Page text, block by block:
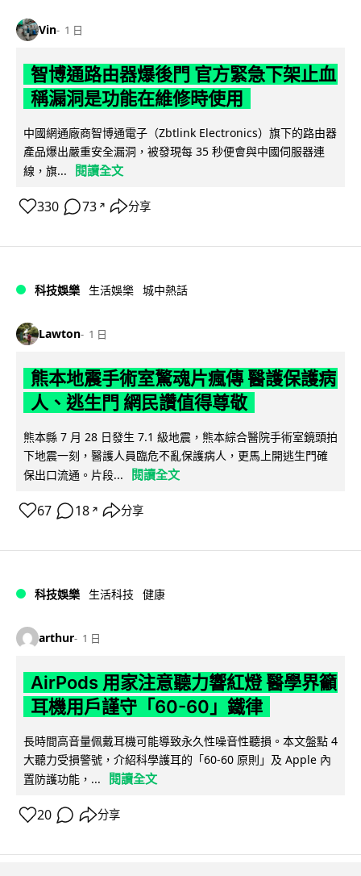
Vin 1 日
智博通路由器爆後門 官方緊急下架止血
稱漏洞是功能在維修時使用
中國網通廠商智博通電子（Zbtlink Electronics）旗下的路由器
產品爆出嚴重安全漏洞，被發現每 35 秒便會與中國伺服器連
線，旗...
閱讀全文
330 73 ↗ 分享
科技娛樂 生活娛樂 城中熱話
Lawton 1 日
熊本地震手術室驚魂片瘋傳 醫護保護病
人、逃生門 網民讚值得尊敬
熊本縣 7 月 28 日發生 7.1 級地震，熊本綜合醫院手術室鏡頭拍
下地震一刻，醫護人員臨危不亂保護病人，更馬上開逃生門確
保出口流通。片段...
閱讀全文
67 18 ↗ 分享
科技娛樂 生活科技 健康
arthur 1 日
AirPods 用家注意聽力響紅燈 醫學界籲
耳機用戶謹守「60-60」鐵律
長時間高音量佩戴耳機可能導致永久性噪音性聽損。本文盤點 4
大聽力受損警號，介紹科學護耳的「60-60 原則」及 Apple 內
置防護功能，...
閱讀全文
20 分享